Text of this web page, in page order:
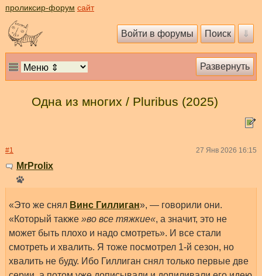
проликсир-форум сайт
Одна из многих / Pluribus (2025)
#1 27 Янв 2026 16:15
MrProlix
«Это же снял Винс Гиллиган», — говорили они.
«Который также »во все тяжкие«, а значит, это не
может быть плохо и надо смотреть». И все стали
смотреть и хвалить. Я тоже посмотрел 1-й сезон, но
хвалить не буду. Ибо Гиллиган снял только первые две